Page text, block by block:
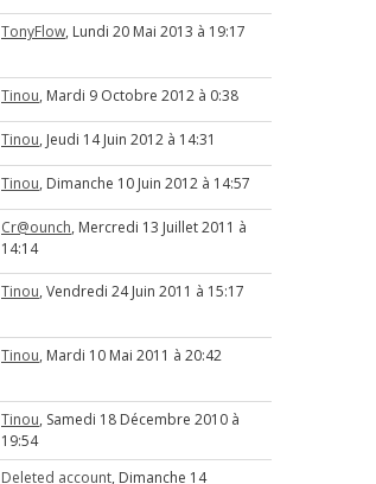
TonyFlow, Lundi 20 Mai 2013 à 19:17
Tinou, Mardi 9 Octobre 2012 à 0:38
Tinou, Jeudi 14 Juin 2012 à 14:31
Tinou, Dimanche 10 Juin 2012 à 14:57
Cr@ounch, Mercredi 13 Juillet 2011 à
14:14
Tinou, Vendredi 24 Juin 2011 à 15:17
Tinou, Mardi 10 Mai 2011 à 20:42
Tinou, Samedi 18 Décembre 2010 à
19:54
Deleted account, Dimanche 14